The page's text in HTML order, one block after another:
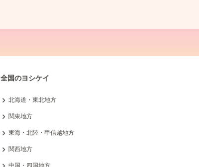
全国のヨシケイ
北海道・東北地方
関東地方
東海・北陸・甲信越地方
関西地方
中国・四国地方